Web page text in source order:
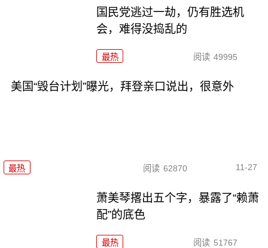
国民党逃过一劫，仍有胜选机
会，难得没捣乱的
最热 阅读 49995
美国“毁台计划”曝光，拜登亲口说出，很意外
最热 阅读 62870 11-27
萧美琴撂出五个字，暴露了“赖萧
配”的底色
最热 阅读 51767